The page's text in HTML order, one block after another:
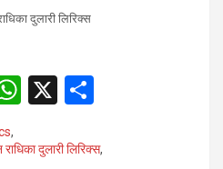
दुलारी लिरिक्स
W
at
X
ar
,
दुलारी लिरिक्स,